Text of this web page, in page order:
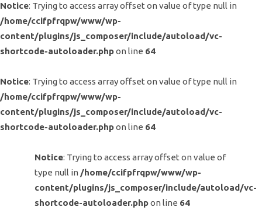
Notice: Trying to access array offset on value of type null in
/home/ccifpfrqpw/www/wp-
content/plugins/js_composer/include/autoload/vc-
shortcode-autoloader.phpon line 64
Notice: Trying to access array offset on value of type null in
/home/ccifpfrqpw/www/wp-
content/plugins/js_composer/include/autoload/vc-
shortcode-autoloader.phpon line 64
Notice: Trying to access array offset on value of
type null in /home/ccifpfrqpw/www/wp-
content/plugins/js_composer/include/autoload/vc-
shortcode-autoloader.phpon line 64